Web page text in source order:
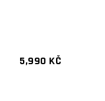
5,990 KČ